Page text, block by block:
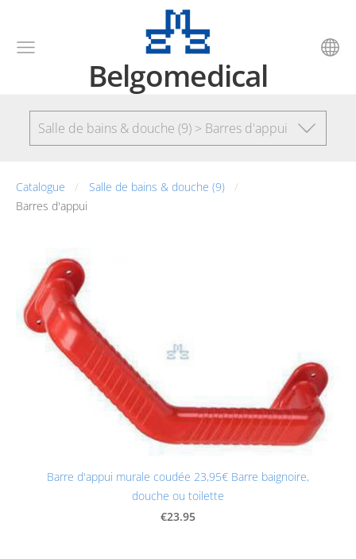
Belgomedical
Salle de bains & douche (9) > Barres d'appui
Catalogue
Salle de bains & douche (9)
Barres d'appui
Barre d'appui murale coudée 23,95€ Barre baignoire,
douche ou toilette
€23.95